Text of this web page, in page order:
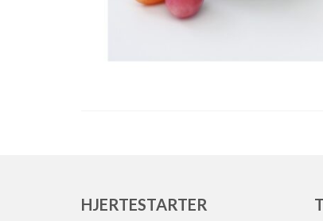
HJERTESTARTER